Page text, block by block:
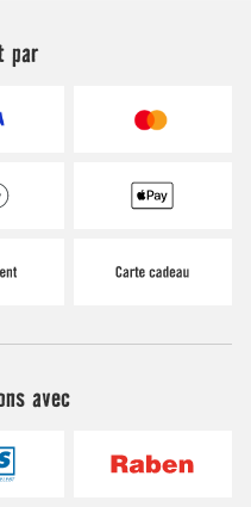
par
avec